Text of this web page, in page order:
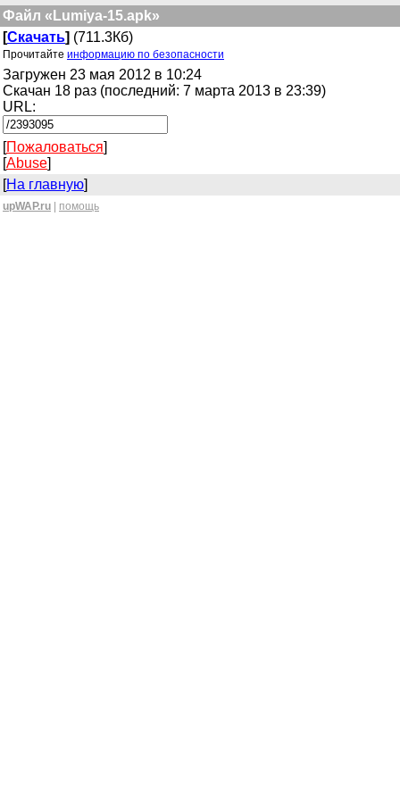
Файл «Lumiya-15.apk»
[Скачать] (711.3Кб)
Прочитайте информацию по безопасности
Загружен 23 мая 2012 в 10:24
Скачан 18 раз (последний: 7 марта 2013 в 23:39)
URL:
[Пожаловаться]
[Abuse]
[На главную]
upWAP.ru помощь